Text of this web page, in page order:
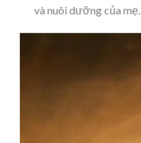
và nuôi dưỡng của mẹ.